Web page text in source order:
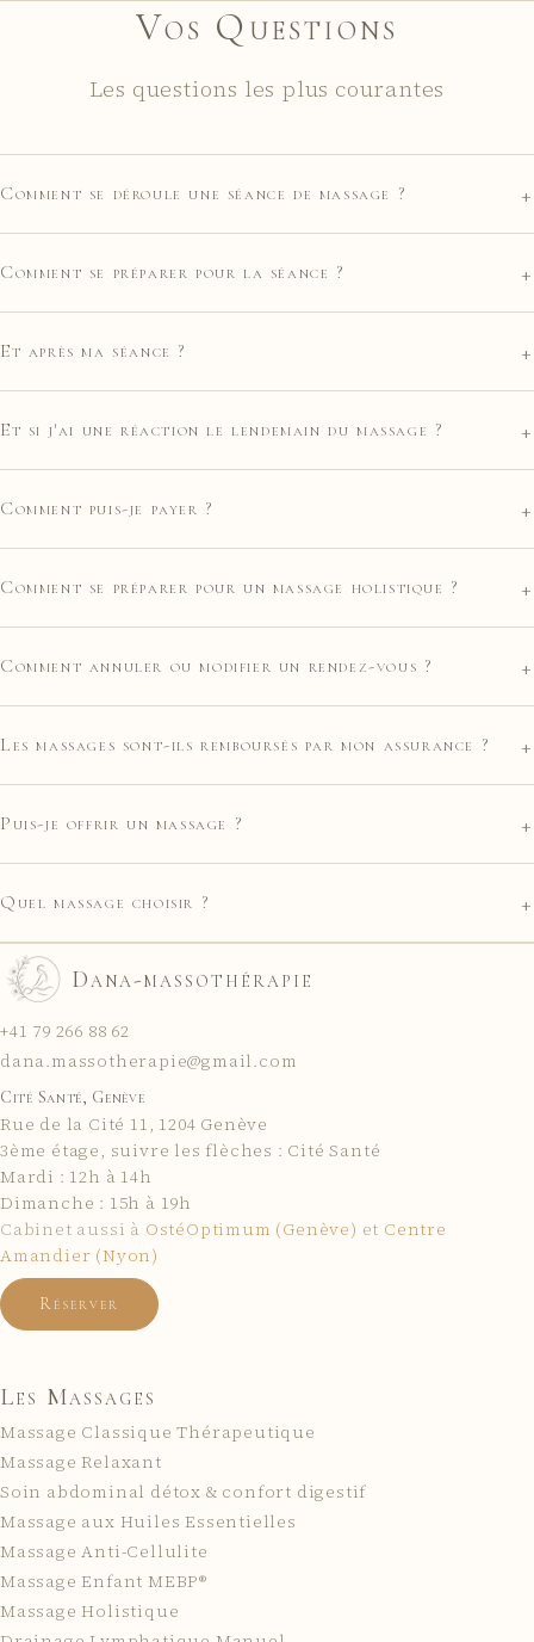
Vos Questions
Les questions les plus courantes
Comment se déroule une séance de massage ? +
Comment se préparer pour la séance ? +
Et après ma séance ? +
Et si j'ai une réaction le lendemain du massage ? +
Comment puis-je payer ? +
Comment se préparer pour un massage holistique ? +
Comment annuler ou modifier un rendez-vous ? +
Les massages sont-ils remboursés par mon assurance ? +
Puis-je offrir un massage ? +
Quel massage choisir ? +
Dana-massothérapie
+41 79 266 88 62
dana.massotherapie@gmail.com
Cité Santé, Genève
Rue de la Cité 11, 1204 Genève
3ème étage, suivre les flèches : Cité Santé
Mardi : 12h à 14h
Dimanche : 15h à 19h
Cabinet aussi à OstéOptimum (Genève) et Centre
Amandier (Nyon)
Réserver
Les Massages
Massage Classique Thérapeutique
Massage Relaxant
Soin abdominal détox & confort digestif
Massage aux Huiles Essentielles
Massage Anti-Cellulite
Massage Enfant MEBP®
Massage Holistique